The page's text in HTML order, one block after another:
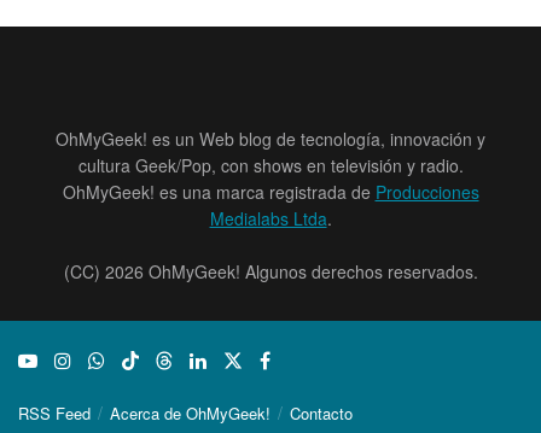
OhMyGeek! es un Web blog de tecnología, innovación y
cultura Geek/Pop, con shows en televisión y radio.
OhMyGeek! es una marca registrada de Producciones
Medialabs Ltda.
(CC) 2026 OhMyGeek! Algunos derechos reservados.
RSS Feed Acerca de OhMyGeek! Contacto